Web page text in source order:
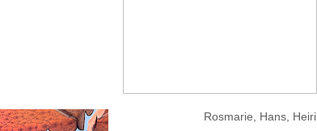
Rosmarie, Hans, Heiri